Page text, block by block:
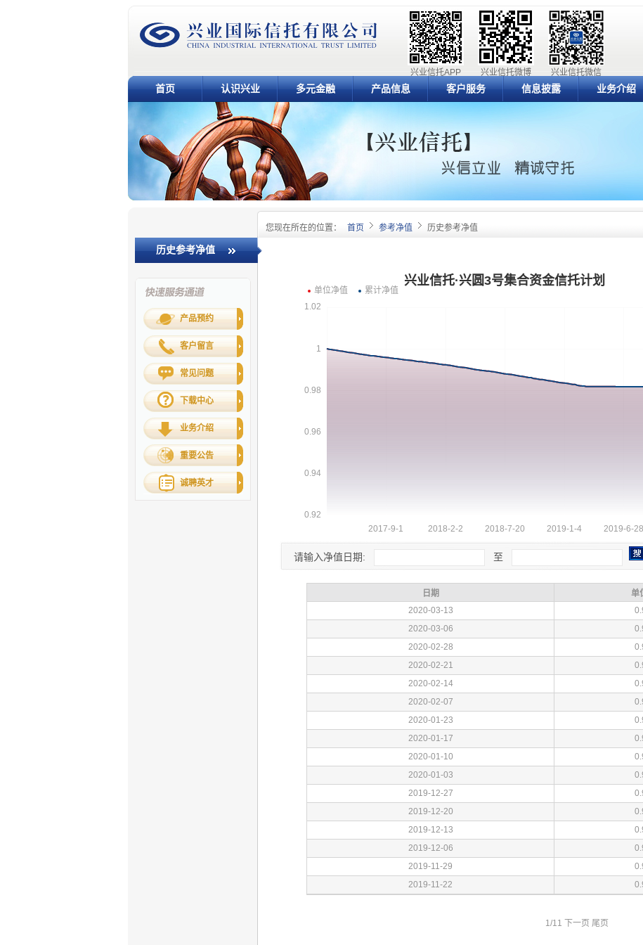
兴业信托微信
兴业信托微博
兴业信托APP
首页 认识兴业 多元金融 产品信息 客户服务 信息披露 业务介绍
您现在所在的位置： 首页 参考净值 历史参考净值
历史参考净值
产品预约
客户留言
常见问题
下载中心
业务介绍
重要公告
诚聘英才
请输入净值日期: 至